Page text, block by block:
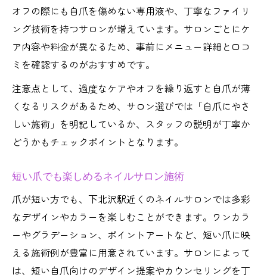
オフの際にも自爪を傷めない専用液や、丁寧なファイリ
ング技術を持つサロンが増えています。サロンごとにケ
ア内容や料金が異なるため、事前にメニュー詳細と口コ
ミを確認するのがおすすめです。
注意点として、過度なケアやオフを繰り返すと自爪が薄
くなるリスクがあるため、サロン選びでは「自爪にやさ
しい施術」を明記しているか、スタッフの説明が丁寧か
どうかもチェックポイントとなります。
短い爪でも楽しめるネイルサロン施術
爪が短い方でも、下北沢駅近くのネイルサロンでは多彩
なデザインやカラーを楽しむことができます。ワンカラ
ーやグラデーション、ポイントアートなど、短い爪に映
える施術例が豊富に用意されています。サロンによって
は、短い自爪向けのデザイン提案やカウンセリングを丁